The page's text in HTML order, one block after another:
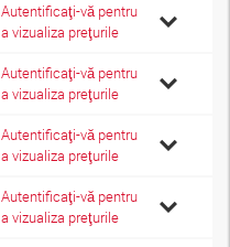
Autentificaţi-vă pentru
a vizualiza preţurile
Autentificaţi-vă pentru
a vizualiza preţurile
Autentificaţi-vă pentru
a vizualiza preţurile
Autentificaţi-vă pentru
a vizualiza preţurile